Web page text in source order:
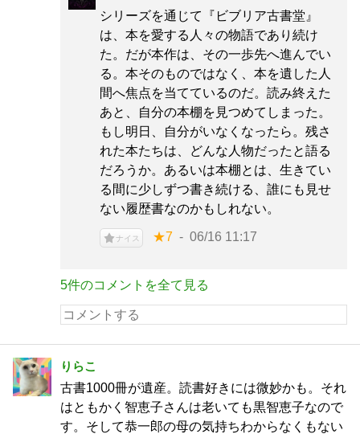
シリーズを通じて『ビブリア古書堂』
は、本を愛する人々の物語であり続け
た。だが本作は、その一歩先へ進んでい
る。本そのものではなく、本を遺した人
間へ焦点を当てているのだ。読み終えた
あと、自分の本棚を見つめてしまった。
もし明日、自分がいなくなったら。残さ
れた本たちは、どんな人物だったと語る
だろうか。あるいは本棚とは、生きてい
る間に少しずつ書き続ける、誰にも見せ
ない履歴書なのかもしれない。
ナイス ★7 06/16 11:17
5件のコメントを全て見る
りらこ
古書1000冊が遺産。読書好きには微妙かも。それ
はともかく智恵子さんは老いても黒智恵子なので
す。そして恭一郎の母の気持ちわからなくもない